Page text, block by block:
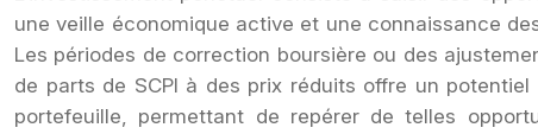
une veille économique active et une connaissance
Les périodes de correction boursière ou des
de parts de SCPI à des prix réduits offre un
portefeuille, permettant de repérer de telles